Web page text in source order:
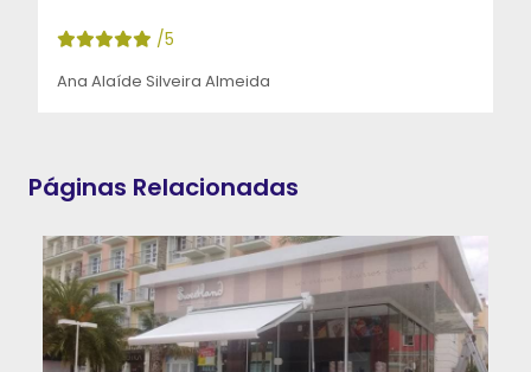
/5
Ana Alaíde Silveira Almeida
Páginas Relacionadas